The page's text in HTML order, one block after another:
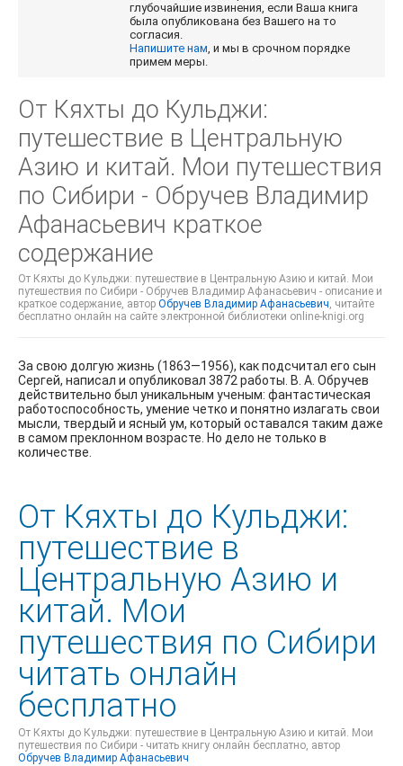
глубочайшие извинения, если Ваша книга
была опубликована без Вашего на то
согласия.
Напишите нам, и мы в срочном порядке
примем меры.
От Кяхты до Кульджи:
путешествие в Центральную
Азию и китай. Мои путешествия
по Сибири - Обручев Владимир
Афанасьевич краткое
содержание
От Кяхты до Кульджи: путешествие в Центральную Азию и китай. Мои
путешествия по Сибири - Обручев Владимир Афанасьевич - описание и
краткое содержание, автор Обручев Владимир Афанасьевич, читайте
бесплатно онлайн на сайте электронной библиотеки online-knigi.org
За свою долгую жизнь (1863—1956), как подсчитал его сын
Сергей, написал и опубликовал 3872 работы. В. А. Обручев
действительно был уникальным ученым: фантастическая
работоспособность, умение четко и понятно излагать свои
мысли, твердый и ясный ум, который оставался таким даже
в самом преклонном возрасте. Но дело не только в
количестве.
От Кяхты до Кульджи:
путешествие в
Центральную Азию и
китай. Мои
путешествия по Сибири
читать онлайн
бесплатно
От Кяхты до Кульджи: путешествие в Центральную Азию и китай. Мои
путешествия по Сибири - читать книгу онлайн бесплатно, автор
Обручев Владимир Афанасьевич